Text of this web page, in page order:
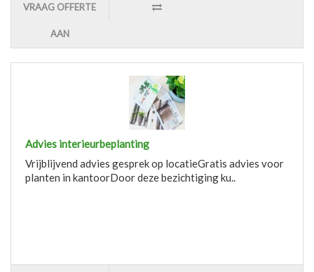
VRAAG OFFERTE
AAN
Advies interieurbeplanting
Vrijblijvend advies gesprek op locatieGratis advies voor
planten in kantoorDoor deze bezichtiging ku..